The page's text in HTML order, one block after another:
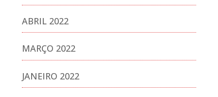
ABRIL 2022
MARÇO 2022
JANEIRO 2022